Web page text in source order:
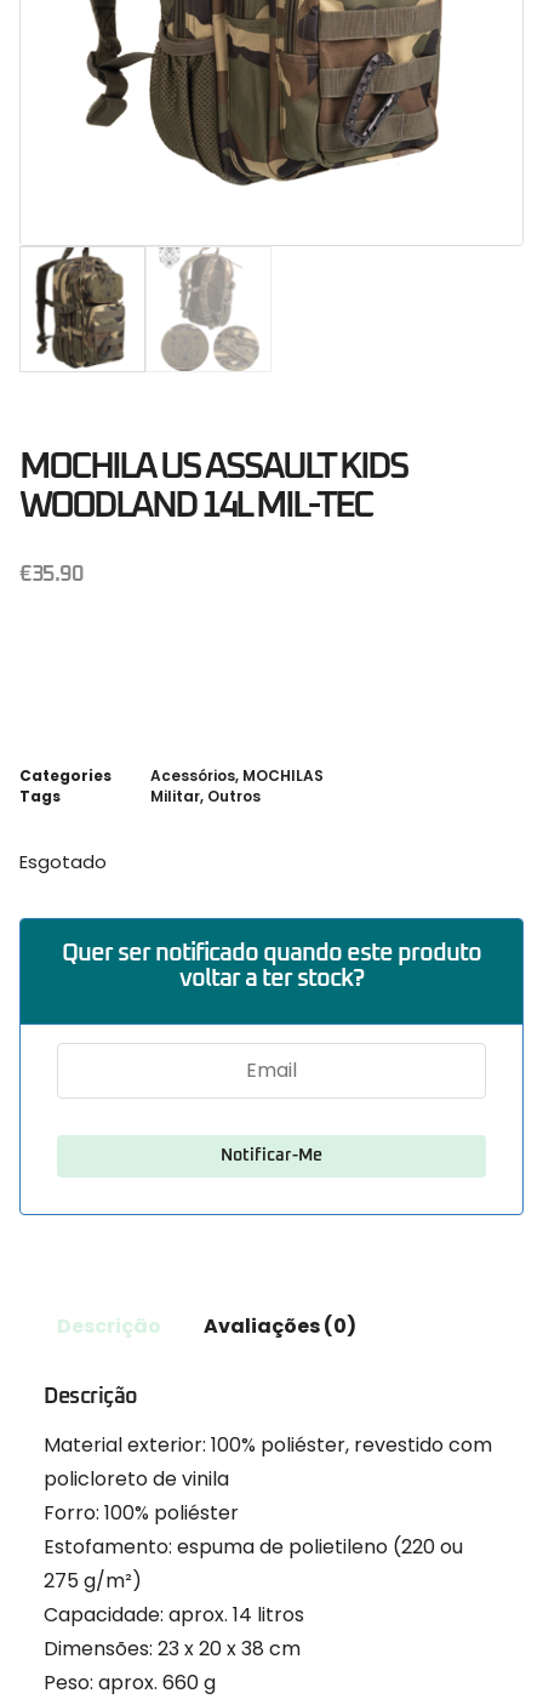
MOCHILA US ASSAULT KIDS
WOODLAND 14L MIL-TEC
€35.90
Categories Acessórios, MOCHILAS
Tags
Militar, Outros
Esgotado
Quer ser notificado quando este produto
voltar a ter stock?
Descrição Avaliações (0)
Descrição
Material exterior: 100% poliéster, revestido com
policloreto de vinila
Forro: 100% poliéster
Estofamento: espuma de polietileno (220 ou
275 g/m²)
Capacidade: aprox. 14 litros
Dimensões: 23 x 20 x 38 cm
Peso: aprox. 660 g